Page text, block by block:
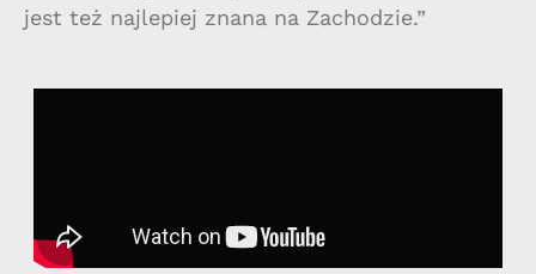
jest też najlepiej znana na Zachodzie.”